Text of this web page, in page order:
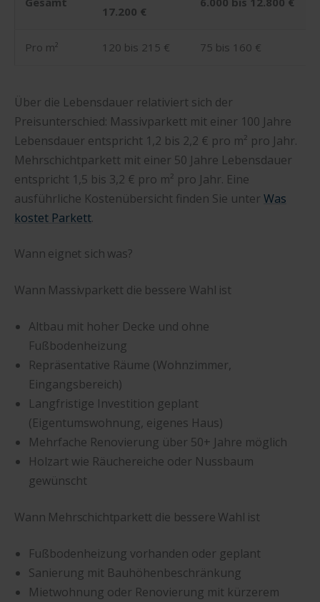
17.200 €
Pro m² 120 bis 215 € 75 bis 160 €
Über die Lebensdauer relativiert sich der
Preisunterschied: Massivparkett mit einer 100 Jahre
Lebensdauer entspricht 1,2 bis 2,2 € pro m² pro Jahr.
Mehrschichtparkett mit einer 50 Jahre Lebensdauer
entspricht 1,5 bis 3,2 € pro m² pro Jahr. Eine
ausführliche Kostenübersicht finden Sie unter Was
kostet Parkett.
Wann eignet sich was?
Wann Massivparkett die bessere Wahl ist
Altbau mit hoher Decke und ohne
Fußbodenheizung
Repräsentative Räume (Wohnzimmer,
Eingangsbereich)
Langfristige Investition geplant
(Eigentumswohnung, eigenes Haus)
Mehrfache Renovierung über 50+ Jahre möglich
Holzart wie Räuchereiche oder Nussbaum
gewünscht
Wann Mehrschichtparkett die bessere Wahl ist
Fußbodenheizung vorhanden oder geplant
Sanierung mit Bauhöhenbeschränkung
Mietwohnung oder Renovierung mit kürzerem